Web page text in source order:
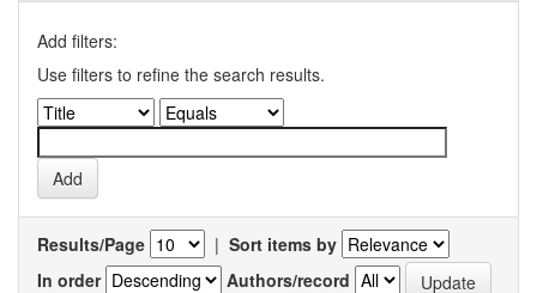
Add filters:
Use filters to refine the search results.
Results/Page | Sort items by
In order
Authors/record